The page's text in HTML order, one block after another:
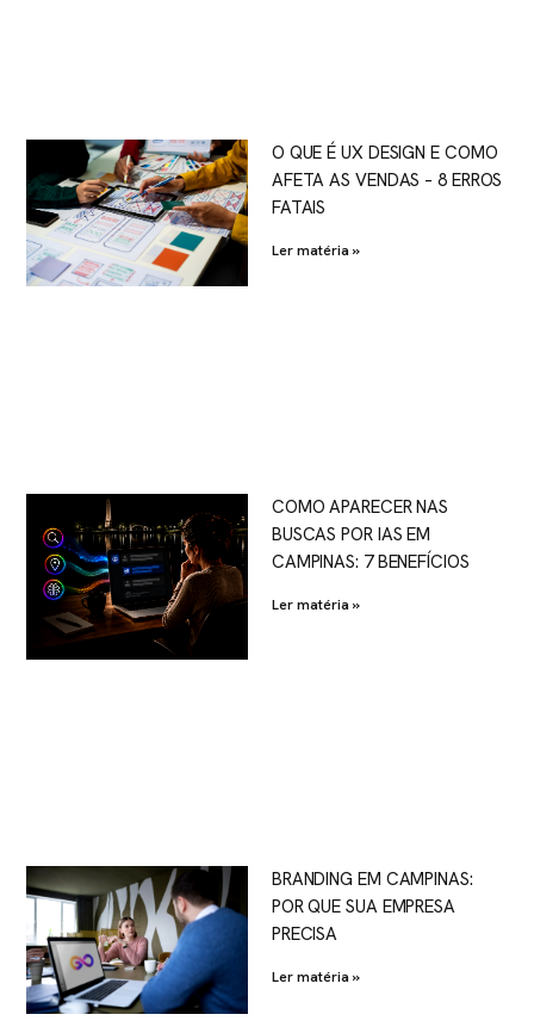
O QUE É UX DESIGN E COMO
AFETA AS VENDAS – 8 ERROS
FATAIS
Ler matéria »
COMO APARECER NAS
BUSCAS POR IAS EM
CAMPINAS: 7 BENEFÍCIOS
Ler matéria »
BRANDING EM CAMPINAS:
POR QUE SUA EMPRESA
PRECISA
Ler matéria »